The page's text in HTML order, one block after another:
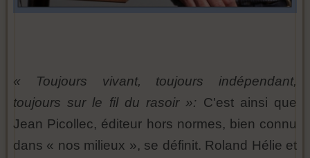
« Toujours vivant, toujours indépendant,
toujours sur le fil du rasoir »: C'est ainsi que
Jean Picollec, éditeur hors normes, bien connu
dans « nos milieux », se définit. Roland Hélie et